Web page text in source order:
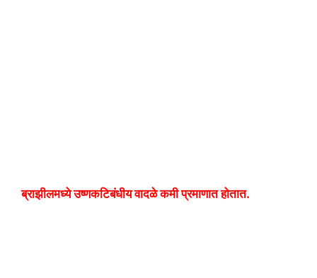
ब्राझीलमध्ये उष्णकटिबंधीय वादळे कमी प्रमाणात होतात.